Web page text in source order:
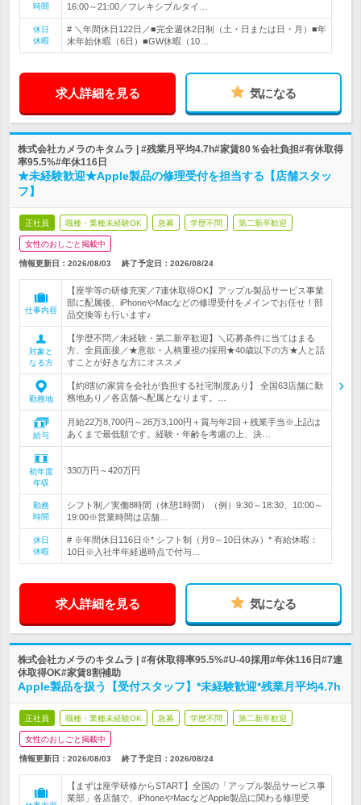
時間
16:00～21:00／フレキシブルタイ…
休日
休暇
# ＼年間休日122日／■完全週休2日制（土・日または日・月）■年
末年始休暇（6日）■GW休暇（10…
求人詳細を見る 気になる
株式会社カメラのキタムラ | #残業月平均4.7h#家賃80％会社負担#有休取得
率95.5%#年休116日
★未経験歓迎★Apple製品の修理受付を担当する【店舗スタッ
フ】
正社員 職種・業種未経験OK 急募 学歴不問 第二新卒歓迎
女性のおしごと掲載中
情報更新日：2026/08/03 終了予定日： 2026/08/24
仕事内容
【座学等の研修充実／7連休取得OK】アップル製品サービス事業
部に配属後、iPhoneやMacなどの修理受付をメインでお任せ！部
品交換等も行います♪
対象と
なる方
【学歴不問／未経験・第二新卒歓迎】＼応募条件に当てはまる
方、全員面接／★意欲・人柄重視の採用★40歳以下の方★人と話
すことが好きな方にオススメ
勤務地
【約8割の家賃を会社が負担する社宅制度あり】 全国63店舗に勤
務地あり／各店舗へ配属となります。…
給与
月給22万8,700円～26万3,100円＋賞与年2回＋残業手当※上記は
あくまで最低額です。経験・年齢を考慮の上、決…
初年度
年収
330万円～420万円
勤務
時間
シフト制／実働8時間（休憩1時間）（例）9:30～18:30、10:00～
19:00※営業時間は店舗…
休日
休暇
# ※年間休日116日※* シフト制（月9～10日休み）* 有給休暇：
10日※入社半年経過時点で付与…
求人詳細を見る 気になる
株式会社カメラのキタムラ | #有休取得率95.5%#U-40採用#年休116日#7連
休取得OK#家賃8割補助
Apple製品を扱う【受付スタッフ】*未経験歓迎*残業月平均4.7h
正社員 職種・業種未経験OK 急募 学歴不問 第二新卒歓迎
女性のおしごと掲載中
情報更新日：2026/08/03 終了予定日： 2026/08/24
【まずは座学研修からSTART】全国の「アップル製品サービス事
業部」各店舗で、iPhoneやMacなどApple製品に関わる修理受